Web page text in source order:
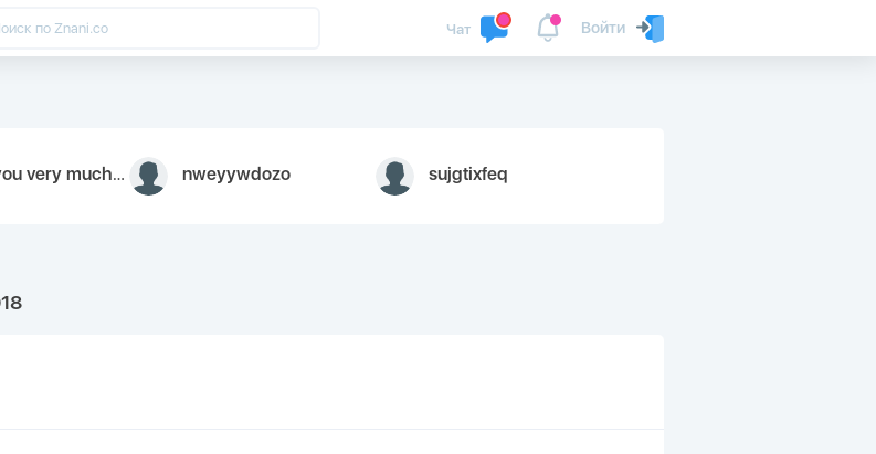
Войти
Чат
appreciate you 9126052 https://youtube.com faceapple ! nweyywdozo sujgtixfeq